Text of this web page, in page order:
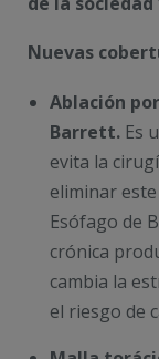
Nuevas
Ablación
Barrett. Es
evita la
eliminar
Esófago de
crónica
cambia la
el riesgo de